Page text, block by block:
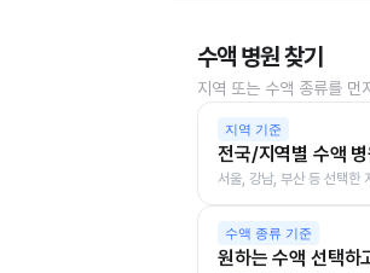
수액 병원 찾기
지역 또는 수액 종류를 먼
지역 기준
전국/지역별 수액 병
서울, 강남, 부산 등 선택한
수액 종류 기준
원하는 수액 선택하